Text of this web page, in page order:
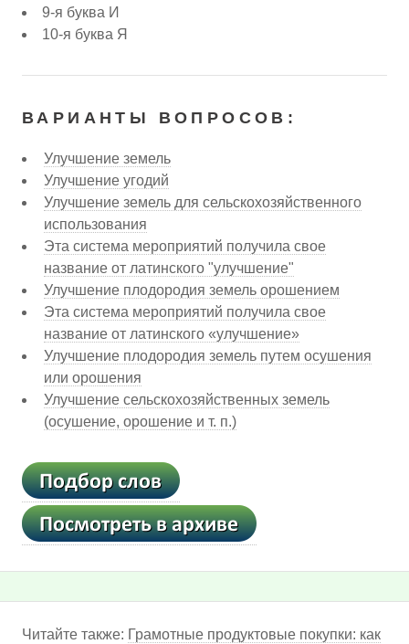
9-я буква И
10-я буква Я
ВАРИАНТЫ ВОПРОСОВ:
Улучшение земель
Улучшение угодий
Улучшение земель для сельскохозяйственного
использования
Эта система мероприятий получила свое
название от латинского "улучшение"
Улучшение плодородия земель орошением
Эта система мероприятий получила свое
название от латинского «улучшение»
Улучшение плодородия земель путем осушения
или орошения
Улучшение сельскохозяйственных земель
(осушение, орошение и т. п.)
Читайте также: Грамотные продуктовые покупки: как